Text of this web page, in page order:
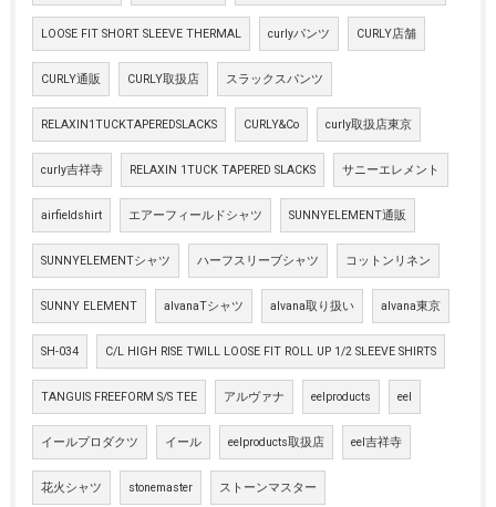
LOOSE FIT SHORT SLEEVE THERMAL curlyパンツ CURLY店舗
CURLY通販 CURLY取扱店 スラックスパンツ
RELAXIN1TUCKTAPEREDSLACKS CURLY&Co curly取扱店東京
curly吉祥寺 RELAXIN 1TUCK TAPERED SLACKS サニーエレメント
airfieldshirt エアーフィールドシャツ SUNNYELEMENT通販
SUNNYELEMENTシャツ ハーフスリーブシャツ コットンリネン
SUNNY ELEMENT alvanaTシャツ alvana取り扱い alvana東京
SH-034 C/L HIGH RISE TWILL LOOSE FIT ROLL UP 1/2 SLEEVE SHIRTS
TANGUIS FREEFORM S/S TEE アルヴァナ eelproducts eel
イールプロダクツ イール eelproducts取扱店 eel吉祥寺
花火シャツ stonemaster ストーンマスター